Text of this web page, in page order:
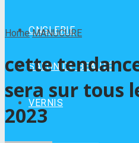
ONGLERIE
SALON DE BEAUTÉ
VERNIS
Home MANUCURE
cette
sera sur tous
2023